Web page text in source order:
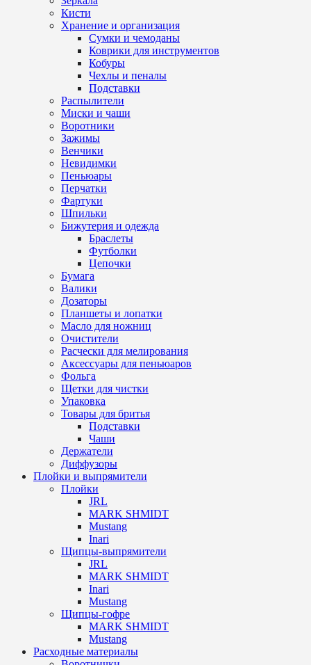
Кисти
Хранение и организация
Сумки и чемоданы
Коврики для инструментов
Кобуры
Чехлы и пеналы
Подставки
Распылители
Миски и чаши
Воротники
Зажимы
Венчики
Невидимки
Пеньюары
Перчатки
Фартуки
Шпильки
Бижутерия и одежда
Браслеты
Футболки
Цепочки
Бумага
Валики
Дозаторы
Планшеты и лопатки
Масло для ножниц
Очистители
Расчески для мелирования
Аксессуары для пеньюаров
Фольга
Щетки для чистки
Упаковка
Товары для бритья
Подставки
Чаши
Держатели
Диффузоры
Плойки и выпрямители
Плойки
JRL
MARK SHMIDT
Mustang
Inari
Щипцы-выпрямители
JRL
MARK SHMIDT
Inari
Mustang
Щипцы-гофре
MARK SHMIDT
Mustang
Расходные материалы